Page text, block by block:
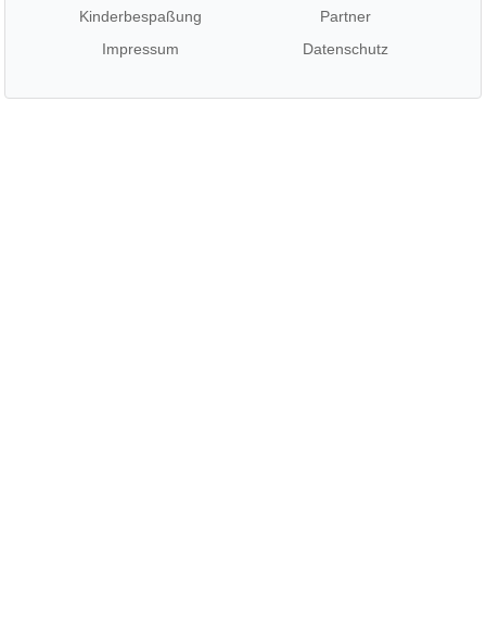
Kinderbespaßung
Partner
Impressum
Datenschutz